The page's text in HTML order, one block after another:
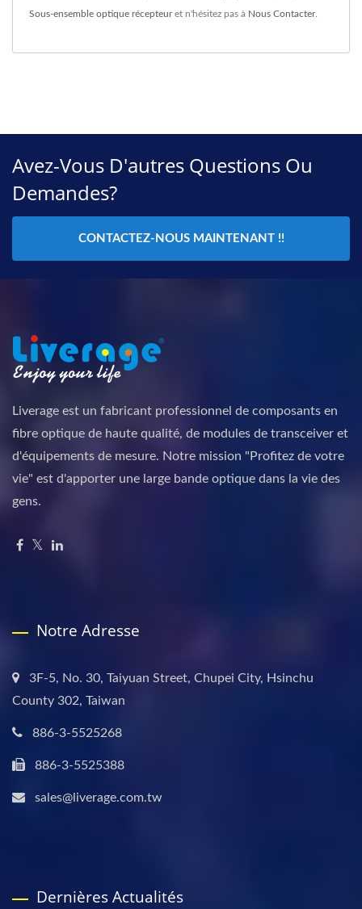
Sous-ensemble optique récepteuret n'hésitez pas à Nous Contacter.
Avez-Vous D'autres Questions Ou
Demandes?
CONTACTEZ-NOUS MAINTENANT !!
Liverage est un fabricant professionnel de composants en
fibre optique de haute qualité, de modules de transceiver et
d'équipements de mesure. Notre mission "Profitez de votre
vie" est d'apporter une large bande optique dans la vie des
gens.
Notre Adresse
3F-5, No. 30, Taiyuan Street, Chupei City, Hsinchu
County 302, Taiwan
886-3-5525268
886-3-5525388
sales@liverage.com.tw
Dernières Actualités